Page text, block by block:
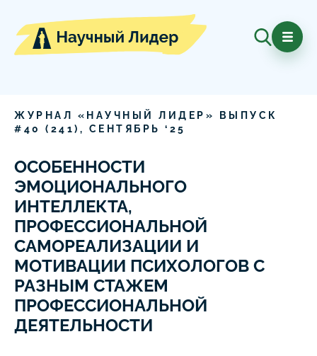
ЖУРНАЛ «НАУЧНЫЙ ЛИДЕР» ВЫПУСК
# 40 ( 241), СЕНТЯБРЬ ‘ 25
ОСОБЕННОСТИ
ЭМОЦИОНАЛЬНОГО
ИНТЕЛЛЕКТА,
ПРОФЕССИОНАЛЬНОЙ
САМОРЕАЛИЗАЦИИ И
МОТИВАЦИИ ПСИХОЛОГОВ С
РАЗНЫМ СТАЖЕМ
ПРОФЕССИОНАЛЬНОЙ
ДЕЯТЕЛЬНОСТИ